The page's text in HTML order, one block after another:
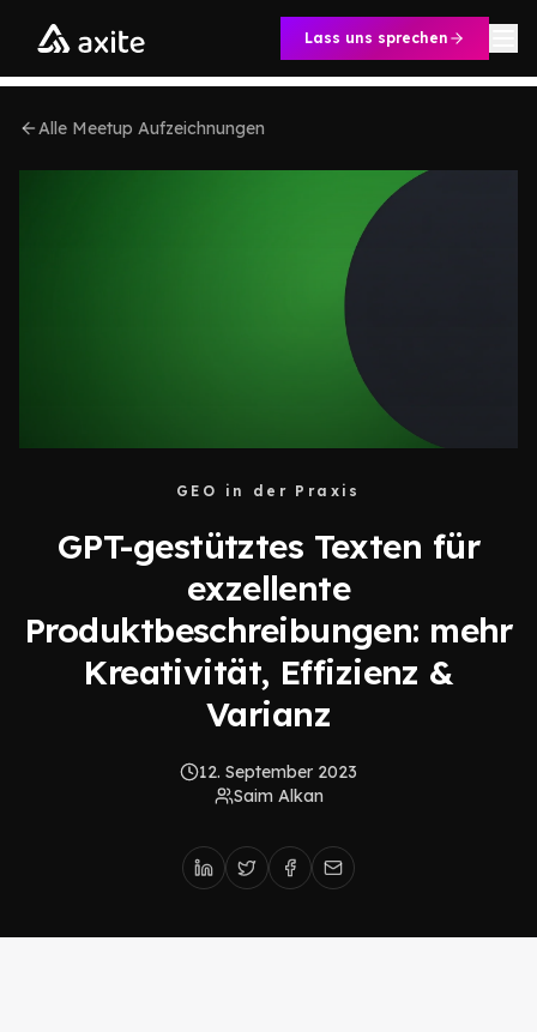
Lass uns sprechen
Alle Meetup Aufzeichnungen
GEO in der Praxis
GPT-gestütztes Texten für
exzellente
Produktbeschreibungen: mehr
Kreativität, Effizienz &
Varianz
12. September 2023
Saim Alkan